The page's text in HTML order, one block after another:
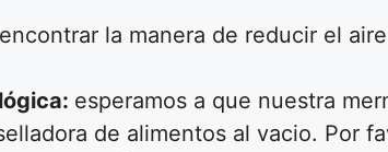
la manera de reducir el
esperamos a que nuestra
de alimentos al vacio. Por